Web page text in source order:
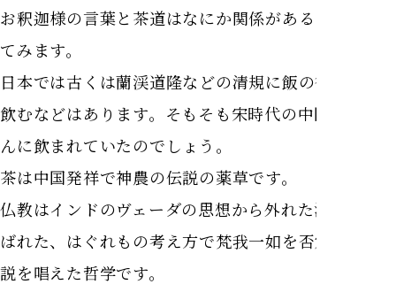
お釈迦様の言葉と茶道はなにか関係があるのか考え
てみます。
日本では古くは蘭渓道隆などの清規に飯の後に茶を
飲むなどはあります。そもそも宋時代の中国では盛
んに飲まれていたのでしょう。
茶は中国発祥で神農の伝説の薬草です。
仏教はインドのヴェーダの思想から外れた沙門と呼
ばれた、はぐれもの考え方で梵我一如を否定し縁起
説を唱えた哲学です。